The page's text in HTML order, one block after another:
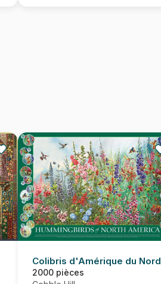
Colibris d'Amérique du Nord
2000 pièces